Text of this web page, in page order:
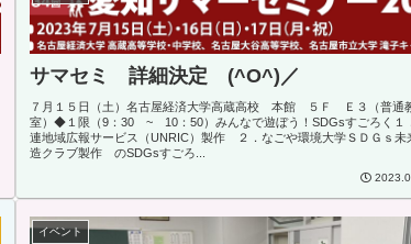
サマセミ 詳細決定 (^O^)／
７月１５日（土）名古屋経済大学高蔵高校 本館 ５Ｆ Ｅ３（普通
室）◆１限（9：30 ~ 10：50）みんなで遊ぼう！SDGsすごろく１
連地域広報サービス（UNRIC）製作 ２．なごや環境大学ＳＤＧｓ未
造クラブ製作 のSDGsすごろ...
イベント